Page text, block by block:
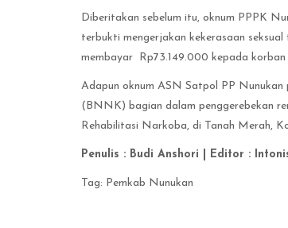
Diberitakan sebelum itu, oknum PPPK
terbukti mengerjakan kekerasaan
membayar Rp73.149.000 kepada
Adapun oknum ASN Satpol PP
(BNNK) bagian dalam penggerebekan
Rehabilitasi Narkoba, di Tanah Merah,
Penulis : Budi Anshori | Editor :
Tag: Pemkab Nunukan